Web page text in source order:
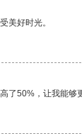
美好时光。
了50%，让我能够